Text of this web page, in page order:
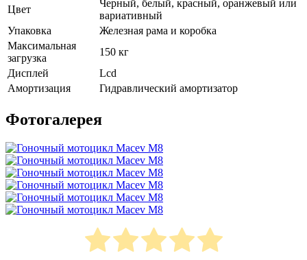
Цвет
Черный, белый, красный, оранжевый или
вариативный
Упаковка
Железная рама и коробка
Максимальная
загрузка
150 кг
Дисплей
Lcd
Амортизация
Гидравлический амортизатор
Фотогалерея